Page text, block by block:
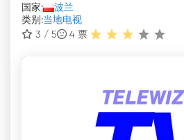
国家:
波兰
类别:当地电视
3 / 5
4 票